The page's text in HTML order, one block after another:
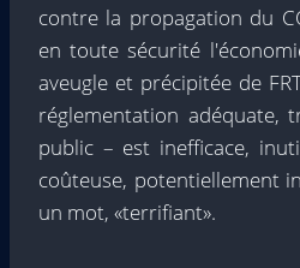
contre la propagation du
en toute sécurité
aveugle et précipitée de
réglementation adéquate,
public – est inefficace,
coûteuse, potentiellement
un mot, «terrifiant».